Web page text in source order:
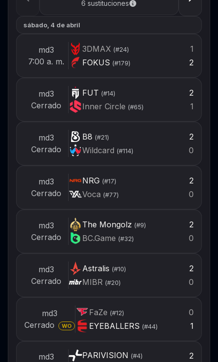
abra el próximo evento.
Iniciar sesión
6 sustituciones
sábado, 4 de abril
md3
7:00 a. m.
3DMAX (#24)
1
FOKUS (#179) 2
md3
Cerrado
FUT (#14)
2
Inner Circle (#65) 1
md3
Cerrado
B8 (#21)
2
Wildcard (#114) 0
md3
Cerrado
NRG(#17)
2
Voca (#77) 0
md3
Cerrado
The Mongolz (#9)
2
BC.Game (#32) 0
md3
Cerrado
Astralis (#10)
2
MIBR (#20) 0
md3
Cerrado
WO
FaZe (#12)
0
EYEBALLERS (#44) 1
md3
PARIVISION (#4)
2